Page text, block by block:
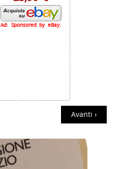
Ad: Sponsored by eBay.
Avanti ›